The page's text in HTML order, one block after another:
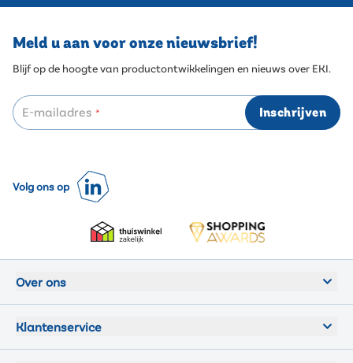
Meld u aan voor onze nieuwsbrief!
Blijf op de hoogte van productontwikkelingen en nieuws over EKI.
E-mailadres * Inschrijven
Volg ons op
Over ons
Klantenservice